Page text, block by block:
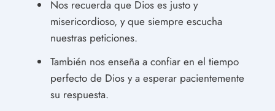
Nos recuerda que Dios es justo y
misericordioso, y que siempre escucha
nuestras peticiones.
También nos enseña a confiar en el tiempo
perfecto de Dios y a esperar pacientemente
su respuesta.